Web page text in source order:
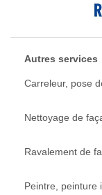
Autres services
Carreleur, pose
Nettoyage de
Ravalement de
Peintre, peinture